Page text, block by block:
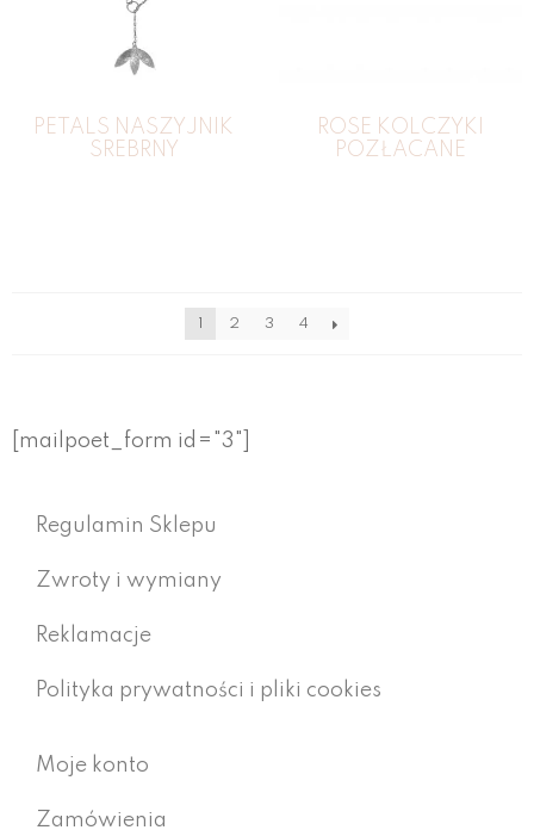
PETALS NASZYJNIK
SREBRNY
ROSE KOLCZYKI
POZŁACANE
2 3 4
[mailpoet_form id="3"]
Regulamin Sklepu
Zwroty i wymiany
Reklamacje
Polityka prywatności i pliki cookies
Moje konto
Zamówienia